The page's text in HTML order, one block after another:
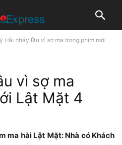
Hải nhảy lầu vì sợ ma trong phim mới
vì sợ ma
Lật Mặt 4
ma hài Lật Mặt: Nhà có Khách